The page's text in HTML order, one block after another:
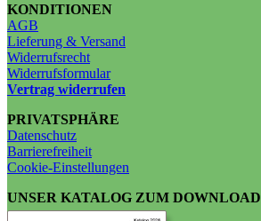
KONDITIONEN
AGB
Lieferung & Versand
Widerrufsrecht
Widerrufsformular
Vertrag widerrufen
PRIVATSPHÄRE
Datenschutz
Barrierefreiheit
Cookie-Einstellungen
UNSER KATALOG ZUM DOWNLOAD